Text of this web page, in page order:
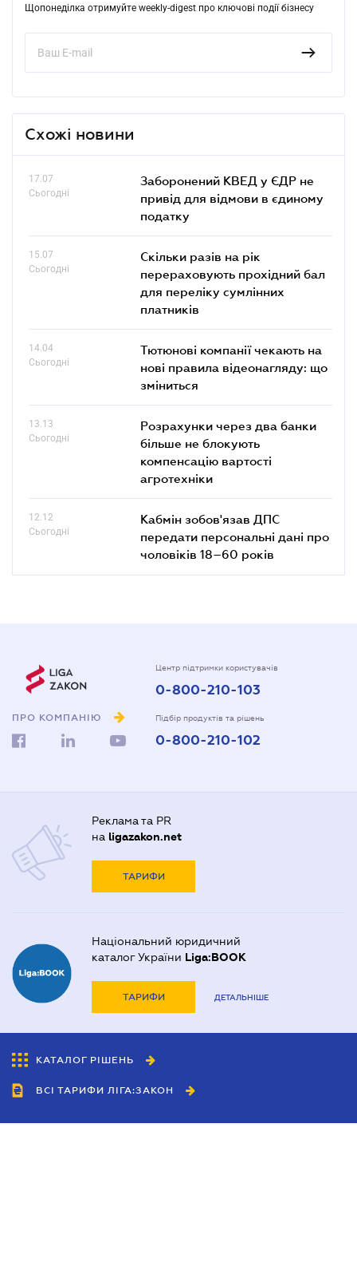
Щопонеділка отримуйте weekly-digest про ключові події бізнесу
Схожі новини
17.07
Сьогодні
Заборонений КВЕД у ЄДР не
привід для відмови в єдиному
податку
15.07
Сьогодні
Скільки разів на рік
перераховують прохідний бал
для переліку сумлінних
платників
14.04
Сьогодні
Тютюнові компанії чекають на
нові правила відеонагляду: що
зміниться
13.13
Сьогодні
Розрахунки через два банки
більше не блокують
компенсацію вартості
агротехніки
12.12
Сьогодні
Кабмін зобов'язав ДПС
передати персональні дані про
чоловіків 18–60 років
ПРО КОМПАНІЮ
Центр підтримки користувачів
0-800-210-103
Підбір продуктів та рішень
0-800-210-102
Реклама та PR
на ligazakon.net
ТАРИФИ
Національний юридичний
каталог України Liga:BOOK
ТАРИФИ ДЕТАЛЬНІШЕ
КАТАЛОГ РІШЕНЬ
ВСІ ТАРИФИ ЛІГА:ЗАКОН